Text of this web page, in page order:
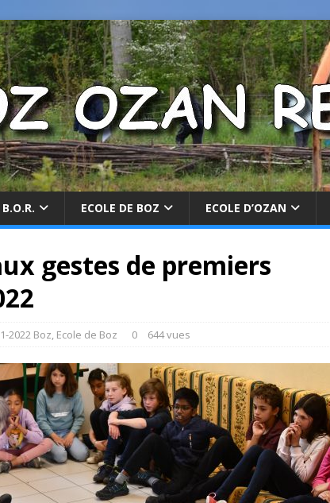
B.O.R. ECOLE DE BOZ ECOLE D’OZAN
gestes de premiers
2022 Boz, Ecole de Boz 0 644 vues